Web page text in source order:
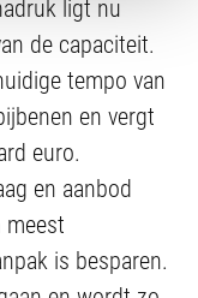
ligt nu
de capaciteit.
tempo van
en vergt
euro.
en aanbod
meest
is besparen.